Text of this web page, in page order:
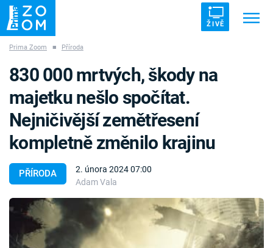
ŽIVĚ
ZÁHADY VETŘELCI DÁVNOVĚKU
Témata
Témata
Pořady
Prima Zoom ■ Příroda
PŘÍRODA
2. února 2024 07:00
Adam Vala
830 000 mrtvých, škody na
majetku nešlo spočítat.
Nejničivější zemětřesení
kompletně změnilo krajinu